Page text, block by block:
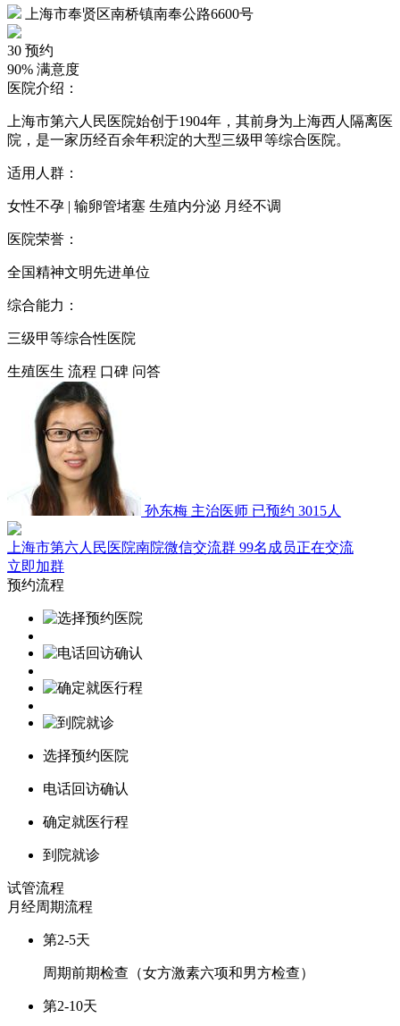
上海市奉贤区南桥镇南奉公路6600号
30 预约
90% 满意度
医院介绍：
上海市第六人民医院始创于1904年，其前身为上海西人隔离医
院，是一家历经百余年积淀的大型三级甲等综合医院。
适用人群：
女性不孕 | 输卵管堵塞 生殖内分泌 月经不调
医院荣誉：
全国精神文明先进单位
综合能力：
三级甲等综合性医院
生殖医生 流程 口碑 问答
孙东梅 主治医师 已预约 3015人
上海市第六人民医院南院微信交流群 99名成员正在交流
立即加群
预约流程
选择预约医院
电话回访确认
确定就医行程
到院就诊
试管流程
月经周期流程
第2-5天
周期前期检查（女方激素六项和男方检查）
第2-10天